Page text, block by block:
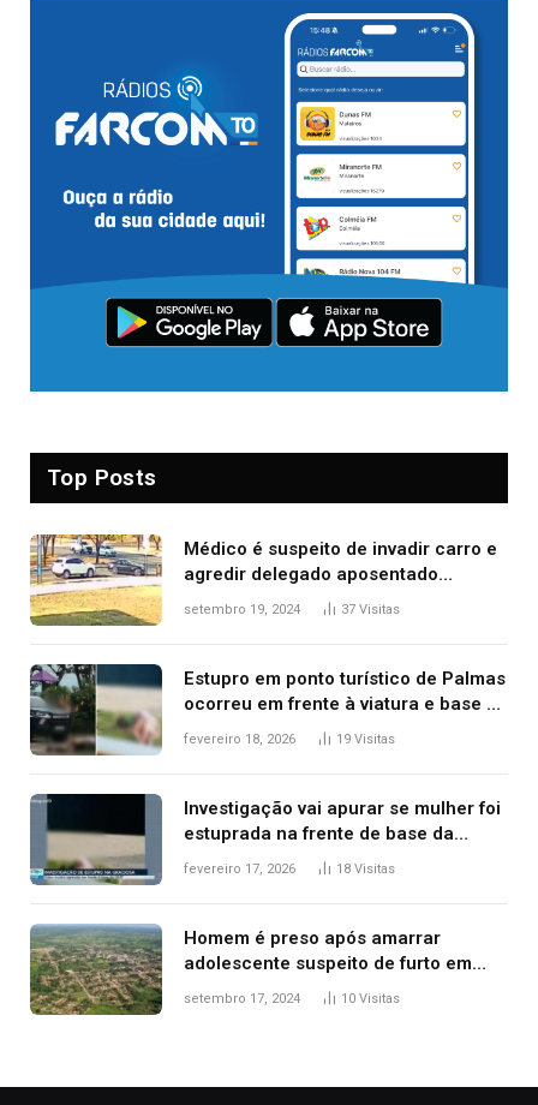
Top Posts
Médico é suspeito de invadir carro e
agredir delegado aposentado
durante confusão no trânsito
setembro 19, 2024 37 Visitas
Estupro em ponto turístico de Palmas
ocorreu em frente à viatura e base de
segurança; polícia investiga
fevereiro 18, 2026 19 Visitas
Investigação vai apurar se mulher foi
estuprada na frente de base da
Guarda Metropolitana de Palmas, diz
fevereiro 17, 2026 18 Visitas
Homem é preso após amarrar
adolescente suspeito de furto em
estaca de cerca e agredi-lo
setembro 17, 2024 10 Visitas